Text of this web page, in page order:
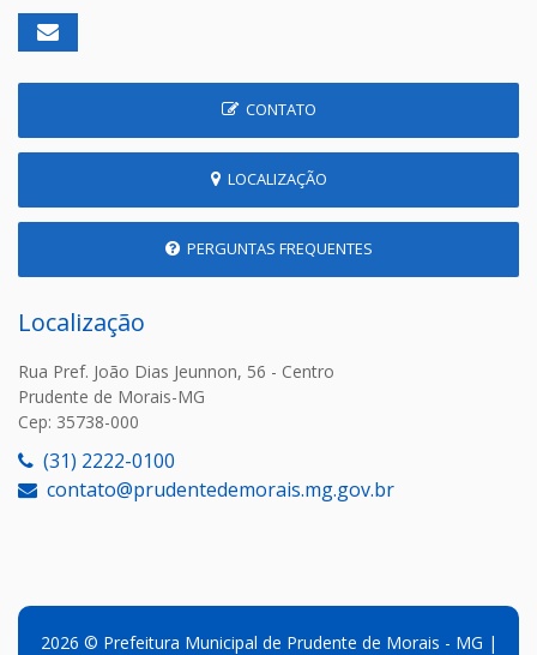
CONTATO
LOCALIZAÇÃO
PERGUNTAS FREQUENTES
Localização
Rua Pref. João Dias Jeunnon, 56 - Centro
Prudente de Morais-MG
Cep: 35738-000
(31) 2222-0100
contato@prudentedemorais.mg.gov.br
2026 © Prefeitura Municipal de Prudente de Morais - MG |